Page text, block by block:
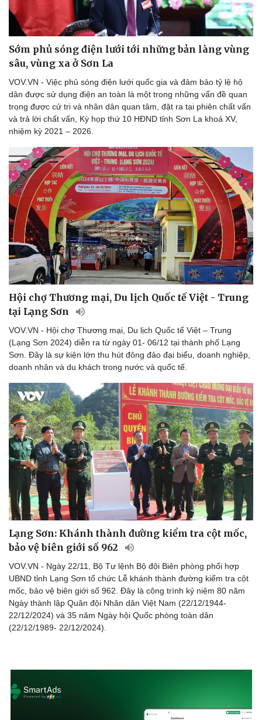
Sớm phủ sóng điện lưới tới những bản làng vùng
sâu, vùng xa ở Sơn La
VOV.VN - Việc phủ sóng điện lưới quốc gia và đảm bảo tỷ lệ hộ
dân được sử dụng điện an toàn là một trong những vấn đề quan
trọng được cử tri và nhân dân quan tâm, đặt ra tại phiên chất vấn
và trả lời chất vấn, Kỳ họp thứ 10 HĐND tỉnh Sơn La khoá XV,
nhiệm kỳ 2021 – 2026.
Hội chợ Thương mại, Du lịch Quốc tế Việt - Trung
tại Lạng Sơn
VOV.VN - Hội chợ Thương mại, Du lịch Quốc tế Việt – Trung
(Lạng Sơn 2024) diễn ra từ ngày 01- 06/12 tại thành phố Lạng
Sơn. Đây là sự kiện lớn thu hút đông đảo đại biểu, doanh nghiệp,
doanh nhân và du khách trong nước và quốc tế.
Lạng Sơn: Khánh thành đường kiểm tra cột mốc,
bảo vệ biên giới số 962
VOV.VN - Ngày 22/11, Bộ Tư lệnh Bộ đội Biên phòng phối hợp
UBND tỉnh Lạng Sơn tổ chức Lễ khánh thành đường kiểm tra cột
mốc, bảo vệ biên giới số 962. Đây là công trình kỷ niệm 80 năm
Ngày thành lập Quân đội Nhân dân Việt Nam (22/12/1944-
22/12/2024) và 35 năm Ngày hội Quốc phòng toàn dân
(22/12/1989- 22/12/2024).